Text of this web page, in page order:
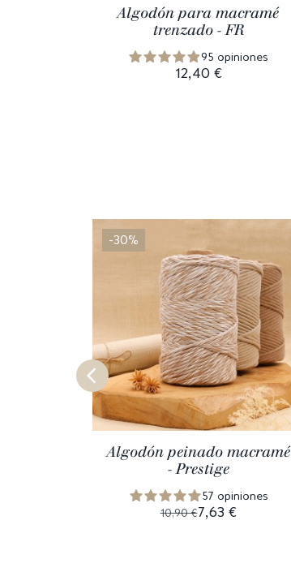
Algodón para macramé
trenzado - FR
95 opiniones
12,40 €
-30%
Algodón peinado macramé
- Prestige
57 opiniones
10,90 €7,63 €